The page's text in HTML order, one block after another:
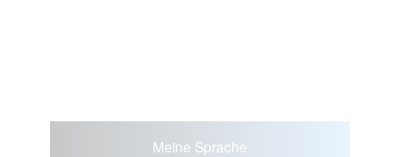
Meine Sprache